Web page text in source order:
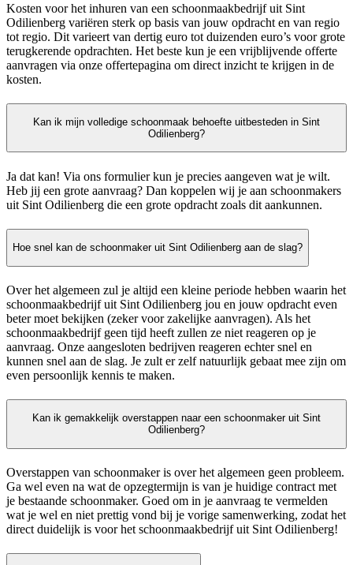
Kosten voor het inhuren van een schoonmaakbedrijf uit Sint
Odilienberg variëren sterk op basis van jouw opdracht en van regio
tot regio. Dit varieert van dertig euro tot duizenden euro’s voor grote
terugkerende opdrachten. Het beste kun je een vrijblijvende offerte
aanvragen via onze offertepagina om direct inzicht te krijgen in de
kosten.
Kan ik mijn volledige schoonmaak behoefte uitbesteden in Sint
Odilienberg?
Ja dat kan! Via ons formulier kun je precies aangeven wat je wilt.
Heb jij een grote aanvraag? Dan koppelen wij je aan schoonmakers
uit Sint Odilienberg die een grote opdracht zoals dit aankunnen.
Hoe snel kan de schoonmaker uit Sint Odilienberg aan de slag?
Over het algemeen zul je altijd een kleine periode hebben waarin het
schoonmaakbedrijf uit Sint Odilienberg jou en jouw opdracht even
beter moet bekijken (zeker voor zakelijke aanvragen). Als het
schoonmaakbedrijf geen tijd heeft zullen ze niet reageren op je
aanvraag. Onze aangesloten bedrijven reageren echter snel en
kunnen snel aan de slag. Je zult er zelf natuurlijk gebaat mee zijn om
even persoonlijk kennis te maken.
Kan ik gemakkelijk overstappen naar een schoonmaker uit Sint
Odilienberg?
Overstappen van schoonmaker is over het algemeen geen probleem.
Ga wel even na wat de opzegtermijn is van je huidige contract met
je bestaande schoonmaker. Goed om in je aanvraag te vermelden
wat je wel en niet prettig vond bij je vorige samenwerking, zodat het
direct duidelijk is voor het schoonmaakbedrijf uit Sint Odilienberg!